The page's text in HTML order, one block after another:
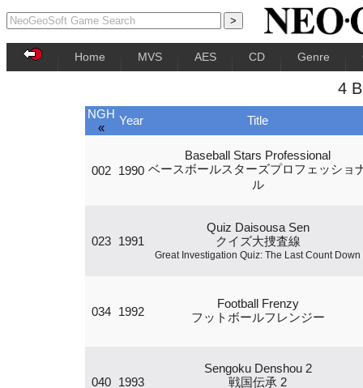
Home MVS AES CD Genre
4
NGH
«
Year Title
002 1990
Baseball Stars Professional
ベースボールスターズプロフェッショ
ル
023 1991
Quiz Daisousa Sen
クイズ大捜査線
Great Investigation Quiz: The Last Count Down
034 1992
Football Frenzy
フットボールフレンジー
040 1993
Sengoku Denshou 2
戦国伝承 2